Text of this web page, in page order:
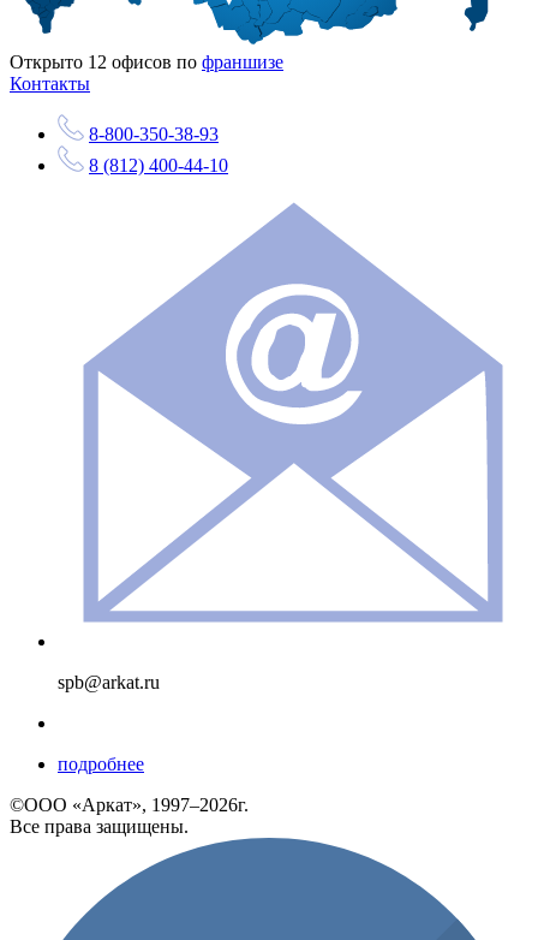
Открыто 12 офисов по франшизе
Контакты
8-800-350-38-93
8 (812) 400-44-10
spb@arkat.ru
подробнее
©ООО «Аркат», 1997–2026г.
Все права защищены.